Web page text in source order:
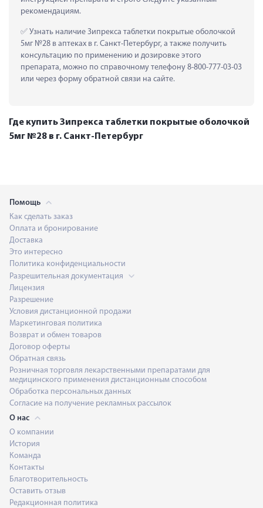
рекомендациям.
Узнать наличие Зипрекса таблетки покрытые оболочкой
5мг №28 в аптеках в г. Санкт-Петербург, а также получить
консультацию по применению и дозировке этого
препарата, можно по справочному телефону 8-800-777-03-03
или через форму обратной связи на сайте.
Где купить Зипрекса таблетки покрытые оболочкой
5мг №28 в г. Санкт-Петербург
Помощь
Как сделать заказ
Оплата и бронирование
Доставка
Это интересно
Политика конфиденциальности
Разрешительная документация
Лицензия
Разрешение
Условия дистанционной продажи
Маркетинговая политика
Возврат и обмен товаров
Договор оферты
Обратная связь
Розничная торговля лекарственными препаратами для
медицинского применения дистанционным способом
Обработка персональных данных
Согласие на получение рекламных рассылок
О нас
О компании
История
Команда
Контакты
Благотворительность
Оставить отзыв
Редакционная политика